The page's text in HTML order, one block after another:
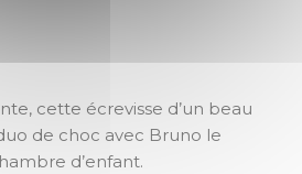
cette écrevisse d’un beau
de choc avec Bruno le
d’enfant.